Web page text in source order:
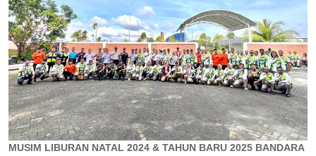
MUSIM LIBURAN NATAL 2024 & TAHUN BARU 2025 BANDARA